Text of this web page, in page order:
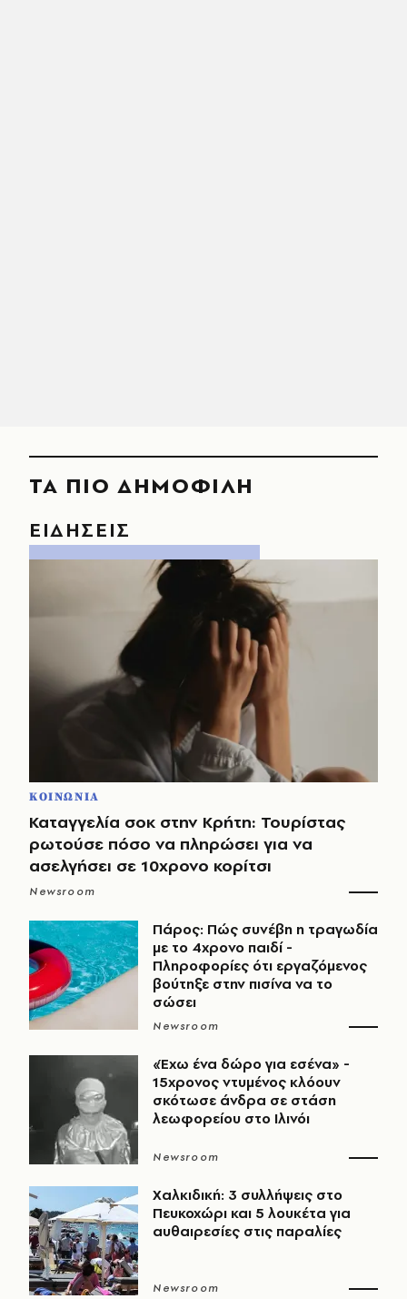
ΤΑ ΠΙΟ ΔΗΜΟΦΙΛΗ
ΕΙΔΗΣΕΙΣ
ΚΟΙΝΩΝΙΑ
Καταγγελία σοκ στην Κρήτη: Τουρίστας
ρωτούσε πόσο να πληρώσει για να
ασελγήσει σε 10χρονο κορίτσι
Newsroom
Πάρος: Πώς συνέβη η τραγωδία
με το 4χρονο παιδί -
Πληροφορίες ότι εργαζόμενος
βούτηξε στην πισίνα να το
σώσει
Newsroom
«Έχω ένα δώρο για εσένα» -
15χρονος ντυμένος κλόουν
σκότωσε άνδρα σε στάση
λεωφορείου στο Ιλινόι
Newsroom
Χαλκιδική: 3 συλλήψεις στο
Πευκοχώρι και 5 λουκέτα για
αυθαιρεσίες στις παραλίες
Newsroom